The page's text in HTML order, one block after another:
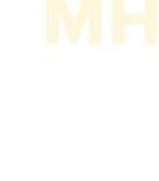
Надувные подушки
Бассейны и